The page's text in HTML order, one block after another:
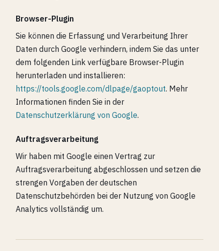
Browser-Plugin
Sie können die Erfassung und Verarbeitung Ihrer
Daten durch Google verhindern, indem Sie das unter
dem folgenden Link verfügbare Browser-Plugin
herunterladen und installieren:
https://tools.google.com/dlpage/gaoptout. Mehr
Informationen finden Sie in der
Datenschutzerklärung von Google.
Auftragsverarbeitung
Wir haben mit Google einen Vertrag zur
Auftragsverarbeitung abgeschlossen und setzen die
strengen Vorgaben der deutschen
Datenschutzbehörden bei der Nutzung von Google
Analytics vollständig um.